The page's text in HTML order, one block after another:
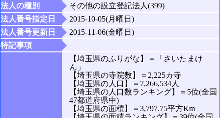
法人の種別
その他の設立登記法人(399)
法人番号指定日
2015-10-05(月曜日)
法人番号更新日
2015-11-06(金曜日)
特記事項
【埼玉県のふりがな】＝「さいたまけ
ん」
【埼玉県の寺院数】＝2,225カ寺
【埼玉県の人口】＝7,266,534人
【埼玉県の人口数ランキング】＝5位(全国
47都道府県中)
【埼玉県の面積】＝3,797.75平方Km